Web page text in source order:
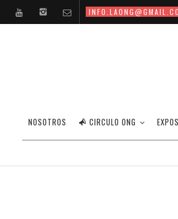
NOSOTROS CIRCULO ONG
POESÍA CON CADENCIA DE
12/02/